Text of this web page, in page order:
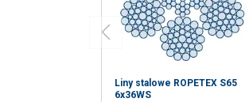
Liny stalowe ROPETEX S65
6x36WS